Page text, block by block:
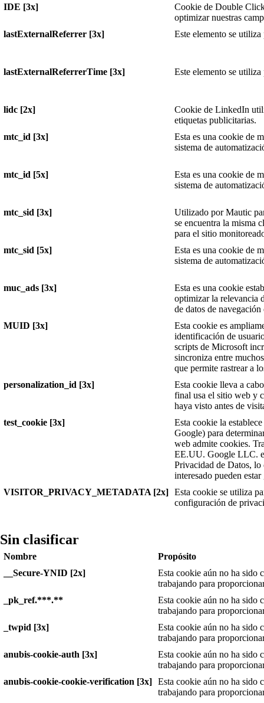
IDE [3x]
Cookie de Double
optimizar nuestras
lastExternalReferrer [3x]
Este elemento se
lastExternalReferrerTime [3x] Este elemento se
lidc [2x]
Cookie de LinkedIn
etiquetas publicitarias.
mtc_id [3x]
Esta es una cookie de
sistema de
mtc_id [5x]
Esta es una cookie de
sistema de
mtc_sid [3x]
Utilizado por Mautic
se encuentra la misma
para el sitio
mtc_sid [5x]
Esta es una cookie de
sistema de
muc_ads [3x]
Esta es una cookie
optimizar la relevancia
de datos de
MUID [3x]
Esta cookie es
identificación de
scripts de Microsoft
sincroniza entre
que permite rastrear a
personalization_id [3x]
Esta cookie lleva a
final usa el sitio web y
haya visto antes de
test_cookie [3x]
Esta cookie la
Google) para
web admite cookies.
EE.UU. Google LLC.
Privacidad de Datos, lo
interesado pueden
VISITOR_PRIVACY_METADATA [2x] Esta cookie se utiliza
configuración de
Sin clasificar
Nombre
Propósito
__Secure-YNID [2x]
Esta cookie aún no ha sido
trabajando para
_pk_ref.***.**
Esta cookie aún no ha sido
trabajando para
_twpid [3x]
Esta cookie aún no ha sido
trabajando para
anubis-cookie-auth [3x]
Esta cookie aún no ha sido
trabajando para
anubis-cookie-cookie-verification [3x] Esta cookie aún no ha sido
trabajando para